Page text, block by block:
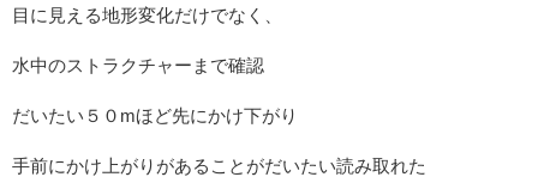
目に見える地形変化だけでなく、
水中のストラクチャーまで確認
だいたい５０mほど先にかけ下がり
手前にかけ上がりがあることがだいたい読み取れた